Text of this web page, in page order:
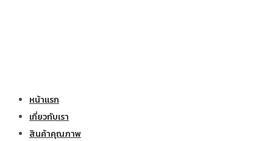
หน้าแรก
เกี่ยวกับเรา
สินค้าคุณภาพ